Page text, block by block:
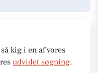
kig i en af vores
udvidet søgning.